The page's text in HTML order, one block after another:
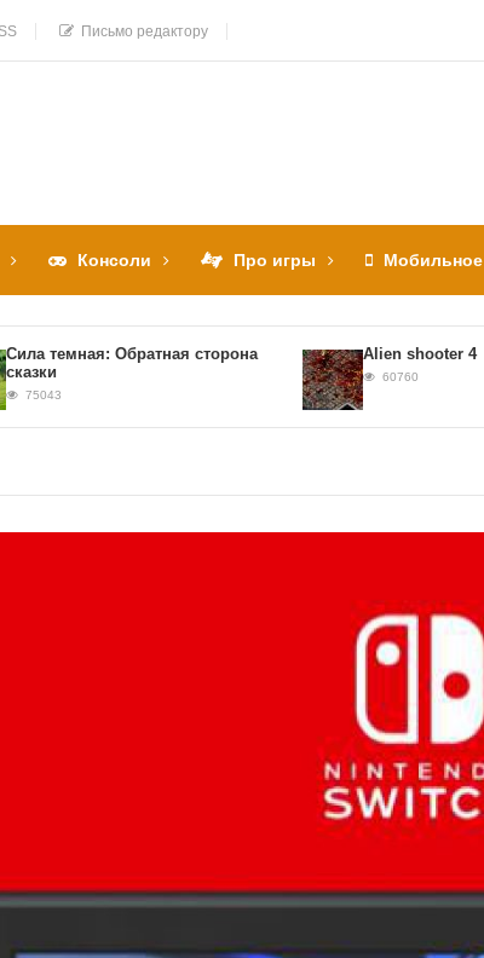
Письмо редактору
Консоли Про игры Мобильное
темная: Обратная сторона
Alien shooter 4
60760